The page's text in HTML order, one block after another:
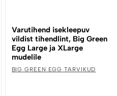
Varutihend isekleepuv
vildist tihendlint, Big Green
Egg Large ja XLarge
mudelile
BIG GREEN EGG TARVIKUD